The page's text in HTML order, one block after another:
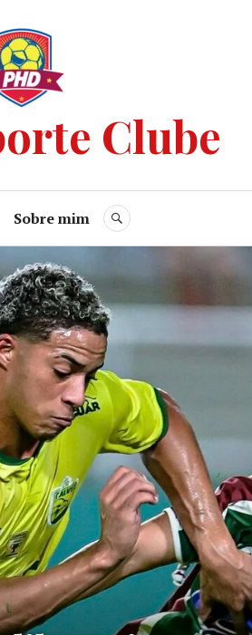
Clube
Sobre mim